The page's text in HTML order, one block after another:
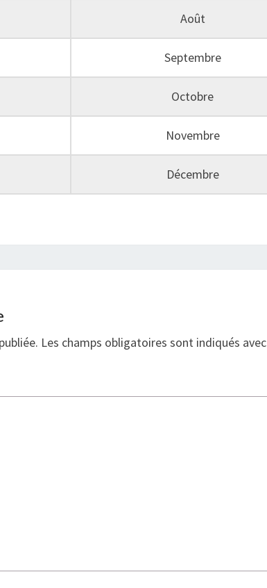
Août
Septembre
Octobre
Novembre
Décembre
Les champs obligatoires sont indiqués avec